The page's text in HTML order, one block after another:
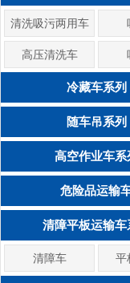
清洗吸污两用车
高压清洗车
冷藏车系列
随车吊系列
高空作业车系
危险品运输
清障平板运输车
清障车 平